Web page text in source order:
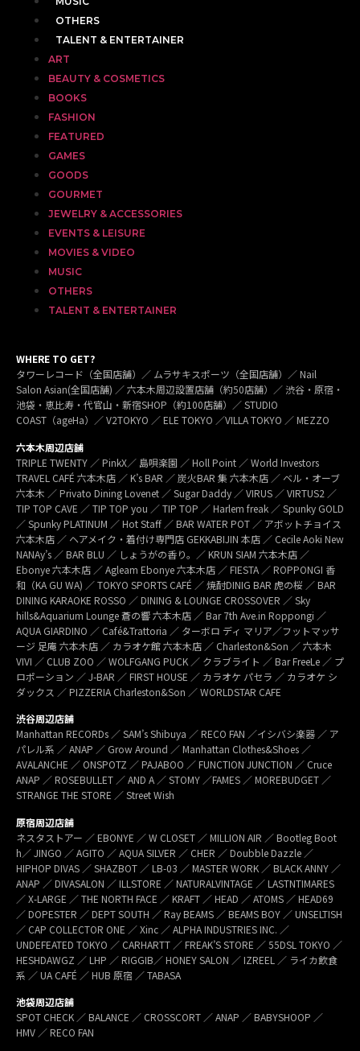
OTHERS
TALENT & ENTERTAINER
ART
BEAUTY & COSMETICS
BOOKS
FASHION
FEATURED
GAMES
GOODS
GOURMET
JEWELRY & ACCESSORIES
EVENTS & LEISURE
MOVIES & VIDEO
MUSIC
OTHERS
TALENT & ENTERTAINER
WHERE TO GET?
タワーレコード（全国店舗）／ ムラサキスポーツ（全国店舗）／ Nail
Salon Asian(全国店舗) ／ 六本木周辺設置店舗（約50店舗）／ 渋谷・原宿・
池袋・恵比寿・代官山・新宿SHOP（約100店舗）／ STUDIO
COAST（ageHa）／ V2TOKYO ／ ELE TOKYO ／VILLA TOKYO ／ MEZZO
六本木周辺店舗
TRIPLE TWENTY ／ PinkX／ 島唄楽園 ／ Holl Point ／ World Investors
TRAVEL CAFÉ 六本木店 ／ K’s BAR ／ 炭火BAR 集 六本木店 ／ ベル・オーブ
六本木 ／ Privato Dining Lovenet ／ Sugar Daddy ／ VIRUS ／ VIRTUS2 ／
TIP TOP CAVE ／ TIP TOP you ／ TIP TOP ／ Harlem freak ／ Spunky GOLD
／ Spunky PLATINUM ／ Hot Staff ／ BAR WATER POT ／ アボットチョイス
六本木店 ／ ヘアメイク・着付け専門店 GEKKABIJIN 本店 ／ Cecile Aoki New
NANAy’s ／ BAR BLU ／ しょうがの香り。／ KRUN SIAM 六本木店 ／
Ebonye 六本木店 ／ Agleam Ebonye 六本木店 ／ FIESTA ／ ROPPONGI 香
和（KA GU WA) ／ TOKYO SPORTS CAFÉ ／ 焼酎DINIG BAR 虎の桜 ／ BAR
DINING KARAOKE ROSSO ／ DINING & LOUNGE CROSSOVER ／ Sky
hills&Aquarium Lounge 蒼の響 六本木店 ／ Bar 7th Ave.in Roppongi ／
AQUA GIARDINO ／ Café&Trattoria ／ ターボロ ディ マリア／フットマッサ
ージ 足庵 六本木店 ／ カラオケ館 六本木店 ／ Charleston&Son ／ 六本木
VIVI ／ CLUB ZOO ／ WOLFGANG PUCK ／ クラブライト ／ Bar FreeLe ／ プ
ロポーション ／ J-BAR ／ FIRST HOUSE ／ カラオケ パセラ ／ カラオケ シ
ダックス ／ PIZZERIA Charleston&Son ／ WORLDSTAR CAFE
渋谷周辺店舗
Manhattan RECORDs ／ SAM’s Shibuya ／ RECO FAN ／イシバシ楽器 ／ ア
パレル系 ／ ANAP ／ Grow Around ／ Manhattan Clothes&Shoes ／
AVALANCHE ／ ONSPOTZ ／ PAJABOO ／ FUNCTION JUNCTION ／ Cruce
ANAP ／ ROSEBULLET ／ AND A ／ STOMY ／FAMES ／ MOREBUDGET ／
STRANGE THE STORE ／ Street Wish
原宿周辺店舗
ネスタストアー ／ EBONYE ／ W CLOSET ／ MILLION AIR ／ Bootleg Boot
h／ JINGO ／ AGITO ／ AQUA SILVER ／ CHER ／ Doubble Dazzle ／
HIPHOP DIVAS ／ SHAZBOT ／ LB-03 ／ MASTER WORK ／ BLACK ANNY ／
ANAP ／ DIVASALON ／ ILLSTORE ／ NATURALVINTAGE ／ LASTNTIMARES
／ X-LARGE ／ THE NORTH FACE ／ KRAFT ／ HEAD ／ ATOMS ／ HEAD69
／ DOPESTER ／ DEPT SOUTH ／ Ray BEAMS ／ BEAMS BOY ／ UNSELTISH
／ CAP COLLECTOR ONE ／ Xinc ／ ALPHA INDUSTRIES INC. ／
UNDEFEATED TOKYO ／ CARHARTT ／ FREAK’S STORE ／ 55DSL TOKYO ／
HESHDAWGZ ／ LHP ／ RIGGIB／ HONEY SALON ／ IZREEL ／ ライカ飲食
系 ／ UA CAFÉ ／ HUB 原宿 ／ TABASA
池袋周辺店舗
SPOT CHECK ／ BALANCE ／ CROSSCORT ／ ANAP ／ BABYSHOOP ／
HMV ／ RECO FAN